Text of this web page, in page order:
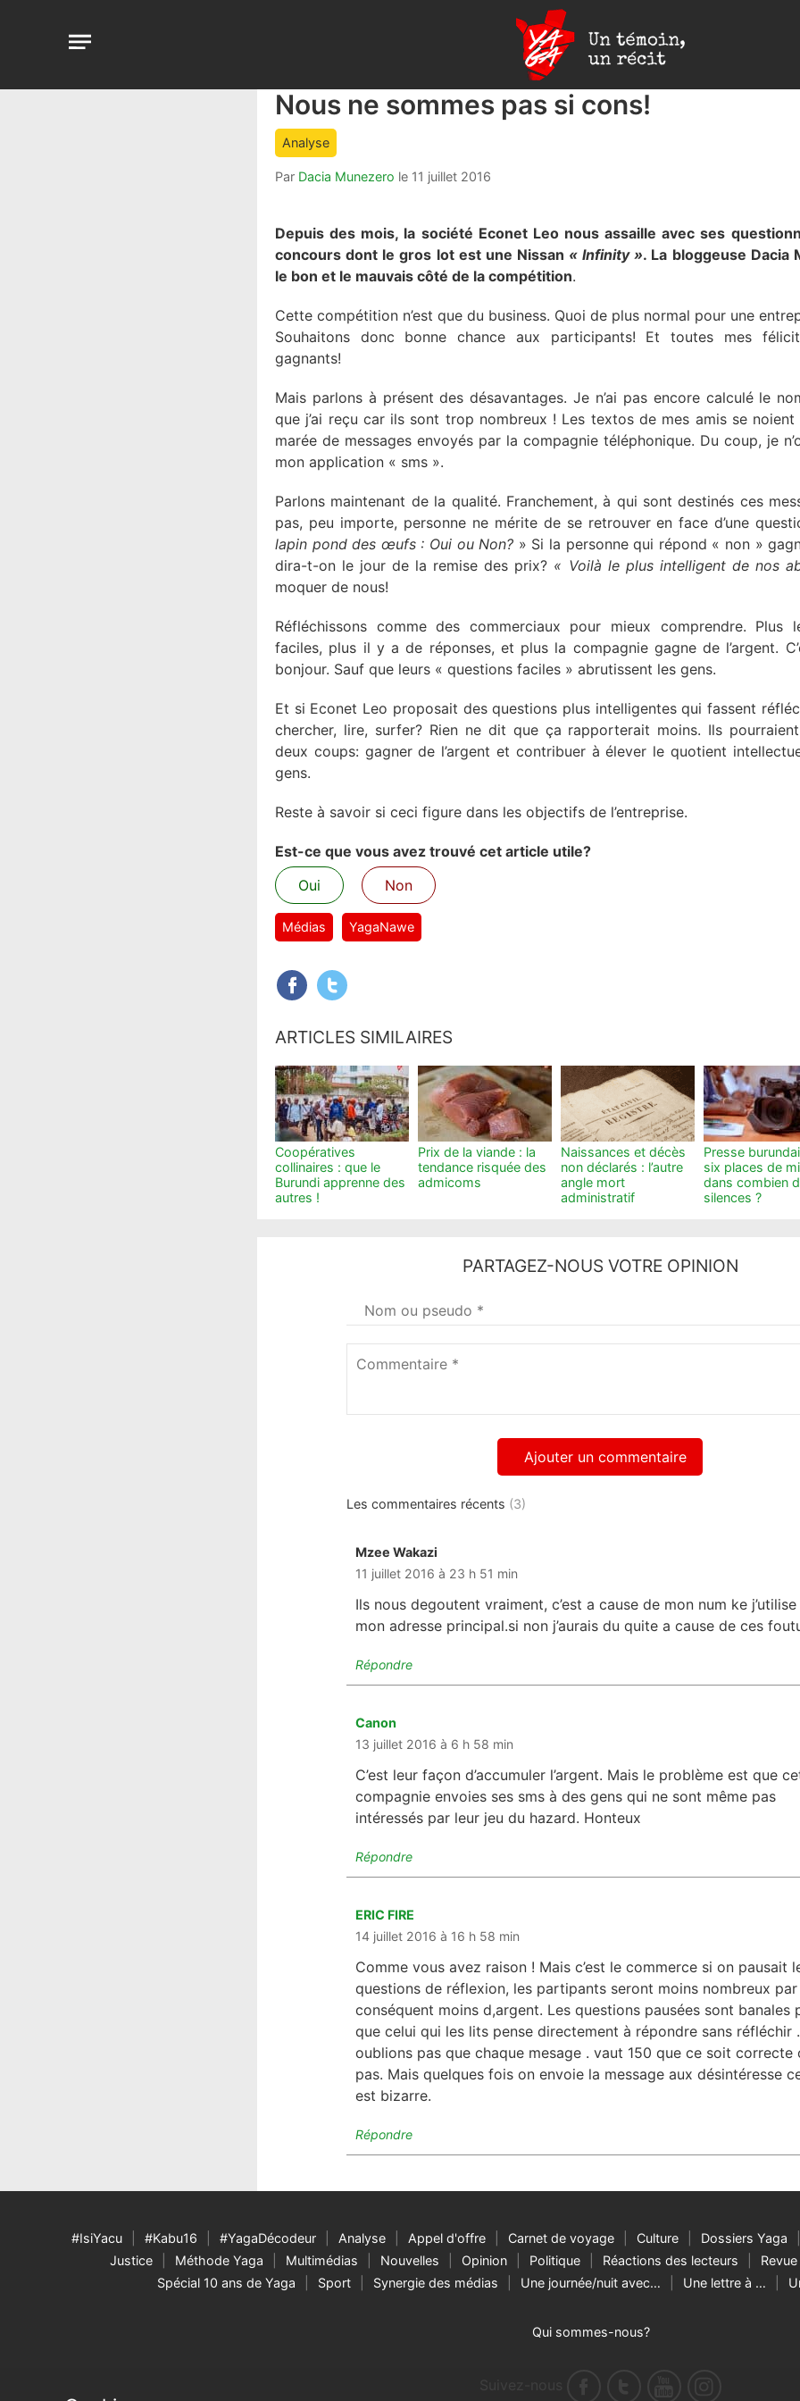
Open
menu
Yaga
Burundi
article
comment
count
Nous ne sommes pas si cons!
Analyse
Par Dacia Munezero le 11 juillet 2016
Depuis des mois, la société Econet Leo nous assaille avec ses
concours dont le gros lot est une Nissan « Infinity ». La bloggeuse Dacia
le bon et le mauvais côté de la compétition.
Cette compétition n’est que du business. Quoi de plus normal pour une
Souhaitons donc bonne chance aux participants! Et toutes mes
gagnants!
Mais parlons à présent des désavantages. Je n’ai pas encore calculé le
que j’ai reçu car ils sont trop nombreux ! Les textos de mes amis se noient
marée de messages envoyés par la compagnie téléphonique. Du coup, je
mon application « sms ».
Parlons maintenant de la qualité. Franchement, à qui sont destinés ces
pas, peu importe, personne ne mérite de se retrouver en face d’une
lapin pond des œufs : Oui ou Non? » Si la personne qui répond « non »
dira-t-on le jour de la remise des prix? « Voilà le plus intelligent de nos
moquer de nous!
Réfléchissons comme des commerciaux pour mieux comprendre. Plus
faciles, plus il y a de réponses, et plus la compagnie gagne de l’argent.
bonjour. Sauf que leurs « questions faciles » abrutissent les gens.
Et si Econet Leo proposait des questions plus intelligentes qui fassent
chercher, lire, surfer? Rien ne dit que ça rapporterait moins. Ils
deux coups: gagner de l’argent et contribuer à élever le quotient
gens.
Reste à savoir si ceci figure dans les objectifs de l’entreprise.
Est-ce que vous avez trouvé cet article utile?
Oui
Non
Médias YagaNawe
ARTICLES SIMILAIRES
Coopératives
collinaires : que le
Burundi apprenne des
autres !
Prix de la viande : la
tendance risquée des
admicoms
Naissances et décès
non déclarés : l’autre
angle mort
administratif
Presse
six places de
dans combien
silences ?
PARTAGEZ-NOUS VOTRE OPINION
Votre
nom*
Les commentaires récents (3)
Mzee Wakazi
11 juillet 2016 à 23 h 51 min
Ils nous degoutent vraiment, c’est a cause de mon num ke
mon adresse principal.si non j’aurais du quite a cause de ces
Répondre
Canon
13 juillet 2016 à 6 h 58 min
C’est leur façon d’accumuler l’argent. Mais le problème est que
compagnie envoies ses sms à des gens qui ne sont même pas
intéressés par leur jeu du hazard. Honteux
Répondre
ERIC FIRE
14 juillet 2016 à 16 h 58 min
Comme vous avez raison ! Mais c’est le commerce si on pausait
questions de réflexion, les partipants seront moins nombreux par
conséquent moins d,argent. Les questions pausées sont banales
que celui qui les lits pense directement à répondre sans réfléchir .
oublions pas que chaque mesage . vaut 150 que ce soit correcte
pas. Mais quelques fois on envoie la message aux désintéresse
est bizarre.
Répondre
#IsiYacu #Kabu16 #YagaDécodeur Analyse Appel d'offre Carnet de voyage Culture Dossiers Yaga
Justice
Méthode Yaga Multimédias Nouvelles Opinion Politique Réactions des lecteurs
Spécial 10 ans de Yaga
Sport Synergie des médias Une journée/nuit avec… Une lettre à …
Qui sommes-nous?